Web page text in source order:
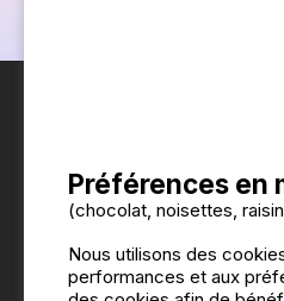
Préférences en
(chocolat, noisettes,
Nous utilisons des
performances et aux